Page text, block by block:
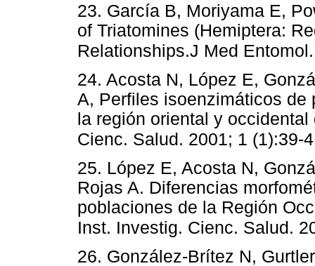
23. García B, Moriyama E,
of Triatomines (Hemiptera:
Relationships.J Med
24. Acosta N, López E,
A, Perfiles isoenzimáticos
la región oriental y
Cienc. Salud. 2001; 1 (1):39-
25. López E, Acosta N,
Rojas A. Diferencias
poblaciones de la Región
Inst. Investig. Cienc. Salud.
26. González-Brítez N,